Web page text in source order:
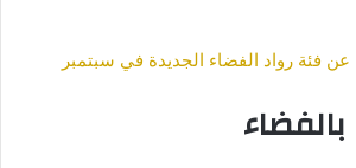
فئة رواد الفضاء الجديدة في سبتمبر